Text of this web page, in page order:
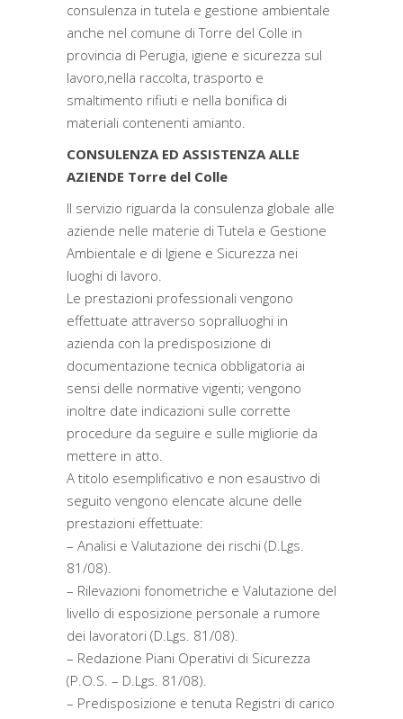
consulenza in tutela e gestione ambientale
anche nel comune di Torre del Colle in
provincia di Perugia, igiene e sicurezza sul
lavoro,nella raccolta, trasporto e
smaltimento rifiuti e nella bonifica di
materiali contenenti amianto.
CONSULENZA ED ASSISTENZA ALLE
AZIENDE Torre del Colle
Il servizio riguarda la consulenza globale alle
aziende nelle materie di Tutela e Gestione
Ambientale e di Igiene e Sicurezza nei
luoghi di lavoro.
Le prestazioni professionali vengono
effettuate attraverso sopralluoghi in
azienda con la predisposizione di
documentazione tecnica obbligatoria ai
sensi delle normative vigenti; vengono
inoltre date indicazioni sulle corrette
procedure da seguire e sulle migliorie da
mettere in atto.
A titolo esemplificativo e non esaustivo di
seguito vengono elencate alcune delle
prestazioni effettuate:
– Analisi e Valutazione dei rischi (D.Lgs.
81/08).
– Rilevazioni fonometriche e Valutazione del
livello di esposizione personale a rumore
dei lavoratori (D.Lgs. 81/08).
– Redazione Piani Operativi di Sicurezza
(P.O.S. – D.Lgs. 81/08).
– Predisposizione e tenuta Registri di carico